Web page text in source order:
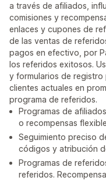
a través de afiliados,
comisiones y
enlaces y cupones de
de las ventas de
pagos en efectivo, por
los referidos exitosos.
y formularios de registro
clientes actuales en
programa de referidos.
Programas de
o recompensas
Seguimiento preciso
códigos y atribución
Programas de
referidos.